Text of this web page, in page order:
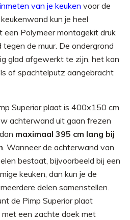
inmeten van je keuken voor de
kun je heel
een Polymeer montagekit druk
de muur. De ondergrond
glad afgewerkt te zijn, het kan
of spachtelputz aangebracht
Superior plaat is 400x150 cm
achterwand uit gaan frezen
maximaal 395 cm lang bij
. Wanneer de achterwand van
bestaat, bijvoorbeeld bij een
keuken, dan kun je de
delen samenstellen.
de Pimp Superior plaat
een zachte doek met